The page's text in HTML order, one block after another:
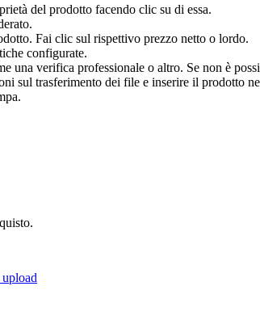
del prodotto facendo clic su di essa.
Fai clic sul rispettivo prezzo netto o lordo.
configurate.
una verifica professionale o altro. Se non è
sul trasferimento dei file e inserire il prodotto